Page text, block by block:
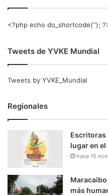
<?php echo do_shortcode(‘‘);
Tweets de YVKE Mundial
Tweets by YVKE_Mundial
Regionales
Escritoras
lugar en
hace 15
más